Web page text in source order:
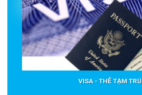
VISA - THẺ TẠM TRÚ